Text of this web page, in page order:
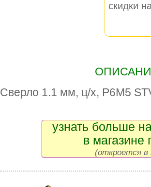
скидки
Сверло 1.1 мм, ц/х, Р6М5
узнать больше
в магазине
(откроется в